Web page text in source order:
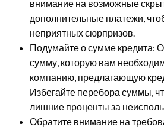
внимание на возможные
дополнительные платежи,
неприятных сюрпризов.
Подумайте о сумме кредита:
сумму, которую вам
компанию, предлагающую
Избегайте перебора суммы,
лишние проценты за
Обратите внимание на